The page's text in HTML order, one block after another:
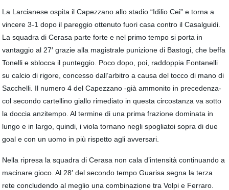
La Larcianese ospita il Capezzano allo stadio “Idilio Cei” e torna a
vincere 3-1 dopo il pareggio ottenuto fuori casa contro il Casalguidi.
La squadra di Cerasa parte forte e nel primo tempo si porta in
vantaggio al 27′ grazie alla magistrale punizione di Bastogi, che beffa
Tonelli e sblocca il punteggio. Poco dopo, poi, raddoppia Fontanelli
su calcio di rigore, concesso dall’arbitro a causa del tocco di mano di
Sacchelli. Il numero 4 del Capezzano -già ammonito in precedenza-
col secondo cartellino giallo rimediato in questa circostanza va sotto
la doccia anzitempo. Al termine di una prima frazione dominata in
lungo e in largo, quindi, i viola tornano negli spogliatoi sopra di due
goal e con un uomo in più rispetto agli avversari.
Nella ripresa la squadra di Cerasa non cala d’intensità continuando a
macinare gioco. Al 28′ del secondo tempo Guarisa segna la terza
rete concludendo al meglio una combinazione tra Volpi e Ferraro.